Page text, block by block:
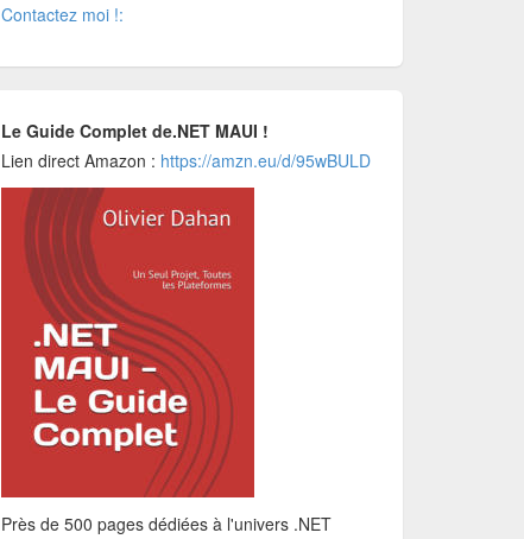
Contactez moi !:
Le Guide Complet de.NET MAUI !
Lien direct Amazon : https://amzn.eu/d/95wBULD
Près de 500 pages dédiées à l'univers .NET